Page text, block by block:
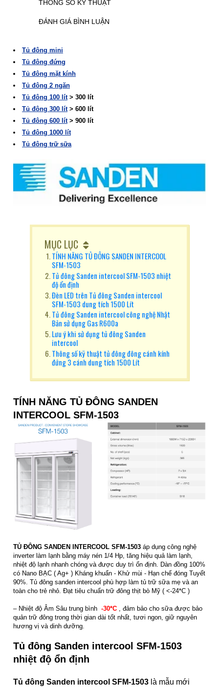
THÔNG SỐ KỸ THUẬT
ĐÁNH GIÁ BÌNH LUẬN
Tủ đông mini
Tủ đông đứng
Tủ đông mặt kính
Tủ đông 2 ngăn
Tủ đông 100 lít> 300 lít
Tủ đông 300 lít> 600 lít
Tủ đông 600 lít> 900 lít
Tủ đông 1000 lít
Tủ đông trữ sữa
MỤC LỤC
TÍNH NĂNG TỦ ĐÔNG SANDEN INTERCOOL
SFM-1503
Tủ đông Sanden intercool SFM-1503 nhiệt
độ ổn định
Đèn LED trên Tủ đông Sanden intercool
SFM-1503 dung tích 1500 Lít
Tủ đông Sanden intercool công nghệ Nhật
Bản sử dụng Gas R600a
Lưu ý khi sử dụng tủ đông Sanden
intercool
Thông số kỹ thuật tủ đông đông cánh kính
đứng 3 cánh dung tích 1500 Lít
TÍNH NĂNG TỦ ĐÔNG SANDEN
INTERCOOL SFM-1503
TỦ ĐÔNG SANDEN INTERCOOL SFM-1503 áp dụng công nghệ
inverter làm lạnh bằng máy nén 1/4 Hp, tăng hiệu quả làm lạnh,
nhiệt độ lạnh nhanh chóng và được duy trì ổn định. Dàn đồng 100%
có Nano BẠC ( Ag+ ) Kháng khuẩn - Khử mùi - Hạn chế đóng Tuyết
90%. Tủ đông sanden intercool phù hợp làm tủ trữ sữa mẹ và an
toàn cho trẻ nhỏ. Đạt tiêu chuẩn trữ đông thịt bò Mỹ ( <-24*C )
– Nhiệt độ Âm Sâu trung bình -30*C , đảm bảo cho sữa được bảo
quản trữ đông trong thời gian dài tốt nhất, tươi ngon, giữ nguyên
hương vị và dinh dưỡng.
Tủ đông Sanden intercool SFM-1503
nhiệt độ ổn định
Tủ đông Sanden intercool SFM-1503 là mẫu mới